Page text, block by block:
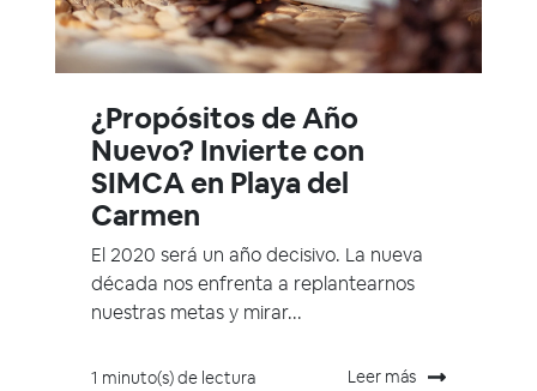
¿Propósitos de Año
Nuevo? Invierte con
SIMCA en Playa del
Carmen
El 2020 será un año decisivo. La nueva
década nos enfrenta a replantearnos
nuestras metas y mirar...
1 minuto(s) de lectura Leer más